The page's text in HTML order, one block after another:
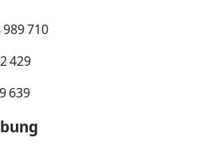
989 710
429
639